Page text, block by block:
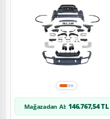
Mağazadan Al: 146.767,54 TL